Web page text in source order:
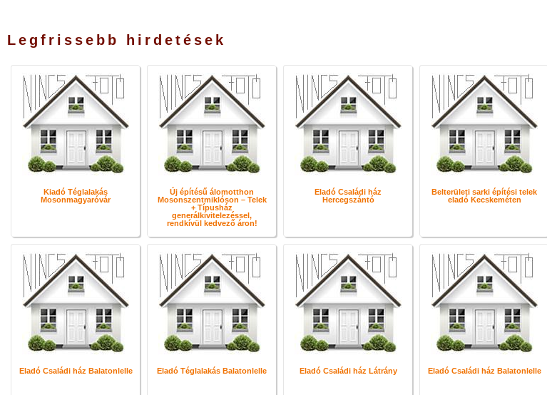
Legfrissebb hirdetések
Kiadó Téglalakás
Mosonmagyaróvár
Új építésű álomotthon
Mosonszentmiklóson – Telek
+ Típusház
generálkivitelezéssel,
rendkívül kedvező áron!
Eladó Családi ház
Hercegszántó
Belterületi sarki építési telek
eladó Kecskeméten
Eladó Családi ház Balatonlelle Eladó Téglalakás Balatonlelle Eladó Családi ház Látrány Eladó Családi ház Balatonlelle